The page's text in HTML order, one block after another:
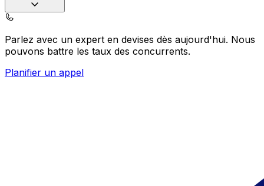
Parlez avec un expert en devises dès aujourd'hui. Nous
pouvons battre les taux des concurrents.
Planifier un appel